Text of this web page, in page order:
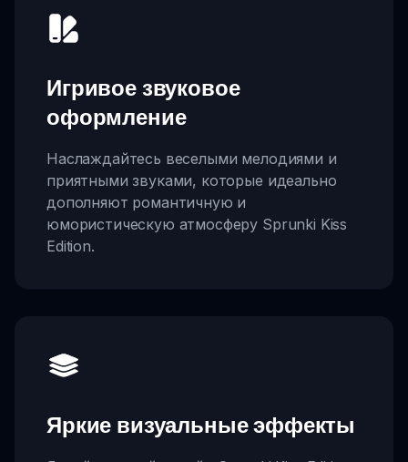
Игривое звуковое
оформление
Наслаждайтесь веселыми мелодиями и
приятными звуками, которые идеально
дополняют романтичную и
юмористическую атмосферу Sprunki Kiss
Edition.
Яркие визуальные эффекты